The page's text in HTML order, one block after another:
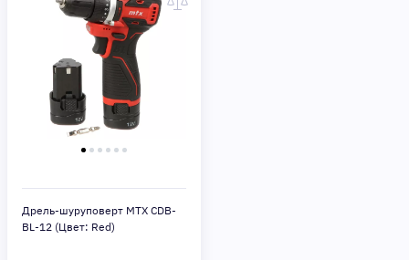
Дрель-шуруповерт MTX CDB-
BL-12 (Цвет: Red)